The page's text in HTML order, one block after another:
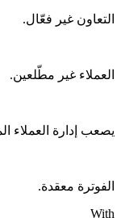
التعاون غير فعّال.
العملاء غير مطّلعين.
يصعب إدارة العملاء
الفوترة معقدة.
With